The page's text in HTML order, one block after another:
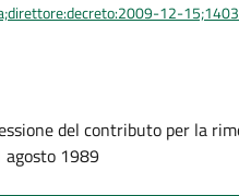
12-
del contributo per la
1989